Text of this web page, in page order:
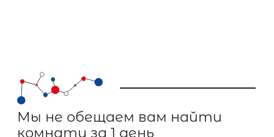
Мы не обещаем вам найти
комнату за 1 день